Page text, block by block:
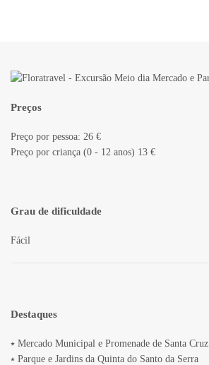
Preços
Preço por pessoa: 26 €
Preço por criança (0 - 12 anos) 13 €
Grau de dificuldade
Fácil
Destaques
⭑ Mercado Municipal e Promenade de Santa Cruz
⭑ Parque e Jardins da Quinta do Santo da Serra